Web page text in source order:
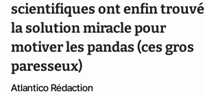
scientifiques ont enfin trouvé
la solution miracle pour
motiver les pandas (ces gros
paresseux)
Atlantico Rédaction